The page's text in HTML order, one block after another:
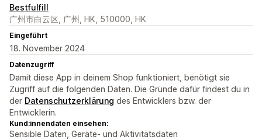
Bestfulfill
广州市白云区, 广州, HK, 510000, HK
Eingeführt
18. November 2024
Datenzugriff
Damit diese App in deinem Shop funktioniert, benötigt sie
Zugriff auf die folgenden Daten. Die Gründe dafür findest du in
der Datenschutzerklärung des Entwicklers bzw. der
Entwicklerin.
Kund:innendaten einsehen:
Sensible Daten, Geräte- und Aktivitätsdaten